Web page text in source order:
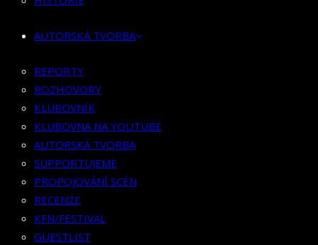
KLUBOVNA NA YOUTUBE
SUPPORTUJEME
PROPOJOVÁNÍ SCÉN
RECENZE
KFN/FESTIVAL
GUESTLIST
SPOLUPRÁCE
BOOKING
PR SPOLUPRÁCE
AUTORSKÁ TVORBA
REPORTY
ROZHOVORY
KLUBOVNÍK
KLUBOVNA NA YOUTUBE
AUTORSKÁ TVORBA
SUPPORTUJEME
PROPOJOVÁNÍ SCÉN
RECENZE
KFN/FESTIVAL
GUESTLIST